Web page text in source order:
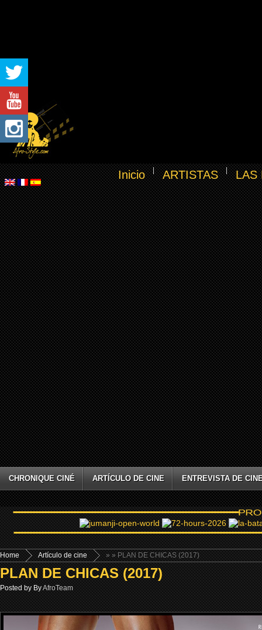
Inicio ARTISTAS LAS
CHRONIQUE CINÉ ARTÍCULO DE CINE ENTREVISTA DE
Home »
Artículo de cine » PLAN DE CHICAS (2017)
PLAN DE CHICAS (2017)
Posted by ByAfroTeam